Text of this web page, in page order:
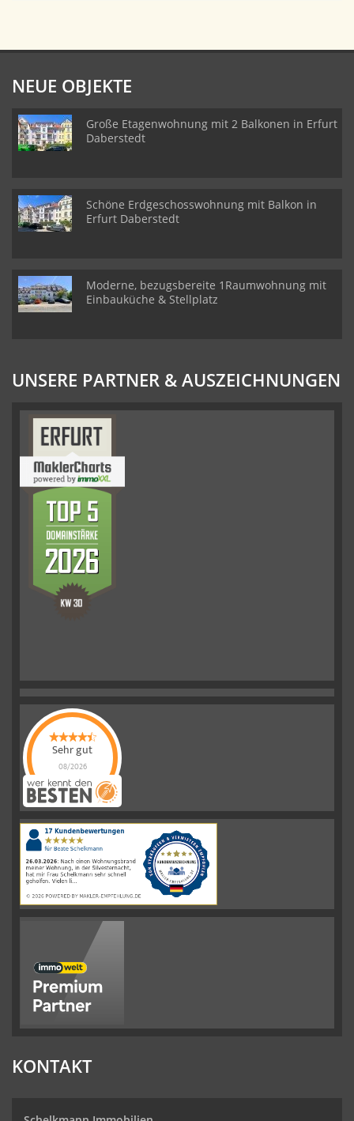
NEUE OBJEKTE
Große Etagenwohnung mit 2 Balkonen in Erfurt
Daberstedt
Schöne Erdgeschosswohnung mit Balkon in
Erfurt Daberstedt
Moderne, bezugsbereite 1Raumwohnung mit
Einbauküche & Stellplatz
UNSERE PARTNER & AUSZEICHNUNGEN
Sehr gut
08/2026
Schelkmann
Immobilienhat
|110Schelkmann
ImmobilienBewertungen
auf
werkenntdenBESTEN.de
KONTAKT